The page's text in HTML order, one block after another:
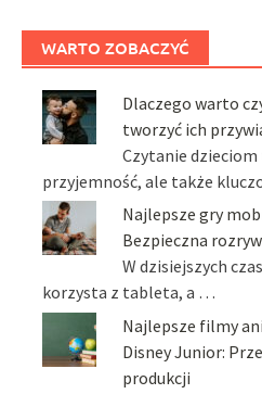
WARTO ZOBACZYĆ
Dlaczego warto
tworzyć ich
Czytanie
przyjemność, ale także
Najlepsze gry
Bezpieczna
W dzisiejszych
korzysta z tableta, a …
Najlepsze filmy
Disney Junior:
produkcji